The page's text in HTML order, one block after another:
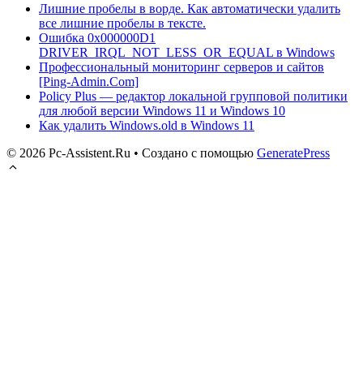
Лишние пробелы в ворде. Как автоматически удалить
все лишние пробелы в тексте.
Ошибка 0x000000D1
DRIVER_IRQL_NOT_LESS_OR_EQUAL в Windows
Профессиональный мониторинг серверов и сайтов
[Ping-Admin.Com]
Policy Plus — редактор локальной групповой политики
для любой версии Windows 11 и Windows 10
Как удалить Windows.old в Windows 11
© 2026 Pc-Assistent.Ru • Создано с помощью GeneratePress